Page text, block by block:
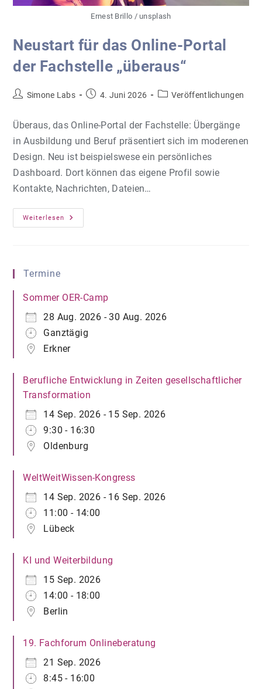
Ernest Brillo / unsplash
Neustart für das Online-Portal
der Fachstelle „überaus“
Beitrags-
Simone Labs
Beitrag4. Juni 2026
Beitrags-
Veröffentlichungen
Überaus, das Online-Portal der Fachstelle: Übergänge
in Ausbildung und Beruf präsentiert sich im moderenen
Design. Neu ist beispielswese ein persönliches
Dashboard. Dort können das eigene Profil sowie
Kontakte, Nachrichten, Dateien…
Weiterlesen
Neustart
Für
Termine
Sommer OER-Camp
28 Aug. 2026 - 30 Aug. 2026
Ganztägig
Erkner
Berufliche Entwicklung in Zeiten gesellschaftlicher
Transformation
14 Sep. 2026 - 15 Sep. 2026
9:30 - 16:30
Oldenburg
WeltWeitWissen-Kongress
14 Sep. 2026 - 16 Sep. 2026
11:00 - 14:00
Lübeck
KI und Weiterbildung
15 Sep. 2026
14:00 - 18:00
Berlin
19. Fachforum Onlineberatung
21 Sep. 2026
8:45 - 16:00